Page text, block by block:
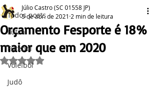
Todos posts
Futsal
Futebol
Voleibol
Judô
Orçamento Fesporte é 18%
maior que em 2020
Júlio Castro (SC 01558 JP)
5 de abr. de 2021 2 min de leitura
Avaliado com NaN de 5 estrelas.